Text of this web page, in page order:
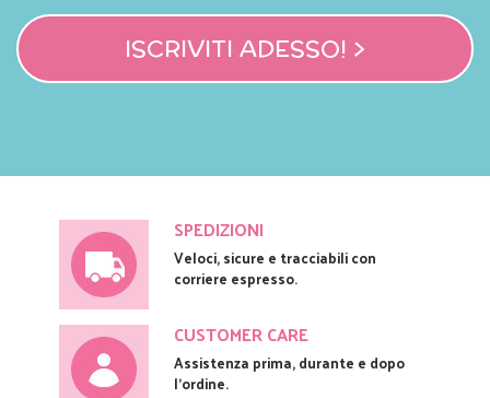
ISCRIVITI ADESSO! >
SPEDIZIONI
Veloci, sicure e tracciabili con
corriere espresso.
CUSTOMER CARE
Assistenza prima, durante e dopo
l'ordine.